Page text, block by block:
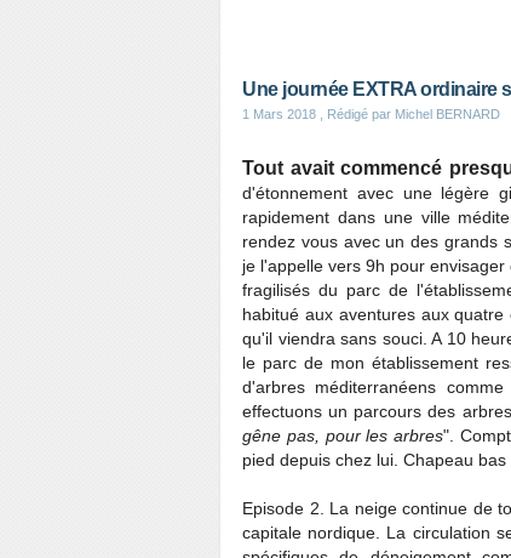
Une journée EXTRA ordinaire
1 Mars 2018 , Rédigé par Michel BERNARD
Tout avait commencé
d'étonnement avec une légère
rapidement dans une ville
rendez vous avec un des grands
je l'appelle vers 9h pour
fragilisés du parc de
habitué aux aventures aux
qu'il viendra sans souci. A 10
le parc de mon établissement
d'arbres méditerranéens
effectuons un parcours des
gêne pas, pour les arbres".
pied depuis chez lui. Chapeau bas
Episode 2. La neige continue de
capitale nordique. La circulation